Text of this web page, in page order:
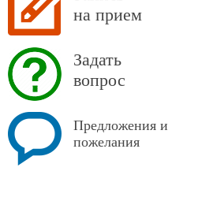
на прием
Задать
вопрос
Предложения и
пожелания